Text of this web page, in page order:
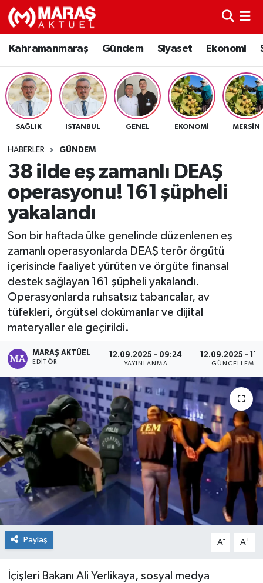
Kahramanmaraş Gündem Siyaset Ekonomi
SAĞLIK ISTANBUL GENEL EKONOMI MERSIN
HABERLER GÜNDEM
38 ilde eş zamanlı DEAŞ
operasyonu! 161 şüpheli
yakalandı
Son bir haftada ülke genelinde düzenlenen eş
zamanlı operasyonlarda DEAŞ terör örgütü
içerisinde faaliyet yürüten ve örgüte finansal
destek sağlayan 161 şüpheli yakalandı.
Operasyonlarda ruhsatsız tabancalar, av
tüfekleri, örgütsel dokümanlar ve dijital
materyaller ele geçirildi.
MARAŞ AKTÜEL
EDITÖR
12.09.2025 - 09:24
YAYINLANMA
12.09.2025 -
GÜNCELLEME
Paylaş A- A+
İçişleri Bakanı Ali Yerlikaya, sosyal medya
Kahramanmaraş
Gündem
Siyaset
Spor
Sağlık
Eğitim
Dünya
Kültür Sanat
Nöbetçi Eczaneler
Hava Durumu
Namaz Vakitleri
TFF 3.Lig 4.Grup Puan Durumu ve Fikstür
Tüm Manşetler
Haber Arşivi